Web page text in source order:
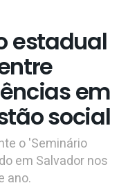
estadual
em
social
o 'Seminário
em Salvador nos
ano.